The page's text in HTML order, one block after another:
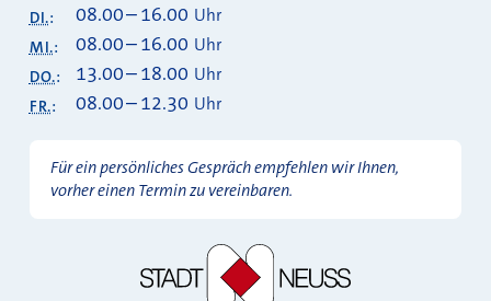
DI.: 08.00–16.00 Uhr
MI.: 08.00–16.00 Uhr
DO.: 13.00–18.00 Uhr
FR.: 08.00–12.30 Uhr
Für ein persönliches Gespräch empfehlen wir Ihnen,
vorher einen Termin zu vereinbaren.